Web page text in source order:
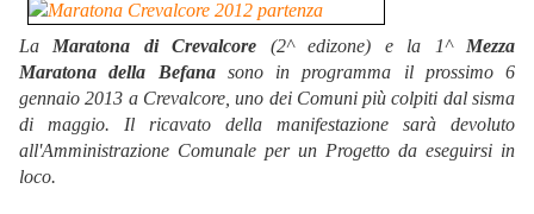
La Maratona di Crevalcore (2^ edizone) e la 1^ Mezza
Maratona della Befanasono in programma il prossimo 6
gennaio 2013 a Crevalcore, uno dei Comuni più colpiti dal sisma
di maggio. Il ricavato della manifestazione sarà devoluto
all'Amministrazione Comunale per un Progetto da eseguirsi in
loco.